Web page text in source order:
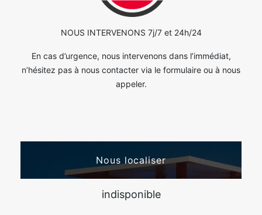
NOUS INTERVENONS 7j/7 et 24h/24
En cas d’urgence, nous intervenons dans l’immédiat,
n’hésitez pas à nous contacter via le formulaire ou à nous
appeler.
Nous localiser
indisponible